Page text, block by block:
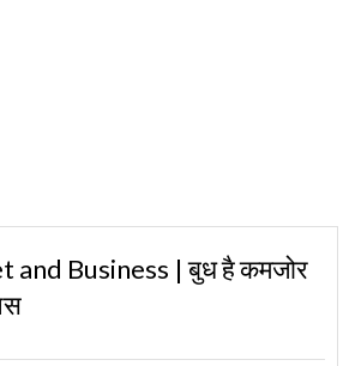
and Business | बुध है कमजोर